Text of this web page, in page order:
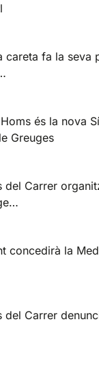
careta fa la seva
és la nova
Greuges
del Carrer
concedirà la
del Carrer